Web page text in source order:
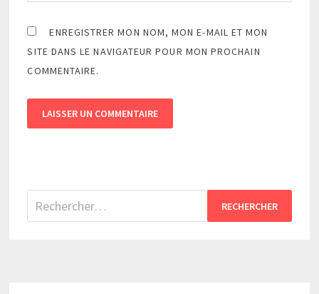
ENREGISTRER MON NOM, MON E-MAIL ET MON
SITE DANS LE NAVIGATEUR POUR MON PROCHAIN
COMMENTAIRE.
Rechercher :